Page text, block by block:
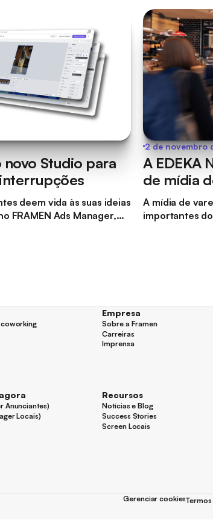
deem vida às suas ideias
FRAMEN Ads Manager,
2 de novembro
A EDEKA
de mídia
geração
Software
A mídia de
importantes
potencial de
varejistas,
Empresa
Sobre a Framen
Sobre a Framen
Carreiras
Carreiras
Imprensa
Anunciantes)
Anunciantes)
Locais)
Recursos
Notícias e Blog
Notícias e Blog
Success Stories
Success Stories
Screen Locais
Gerenciar cookies